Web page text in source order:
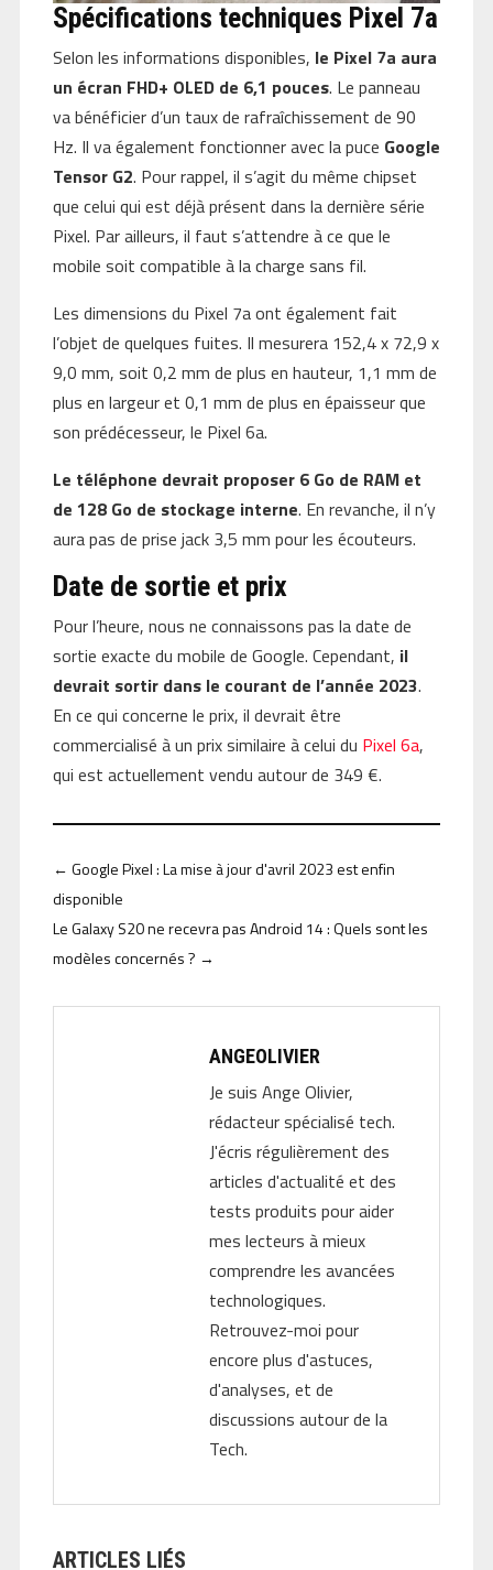
Spécifications techniques Pixel 7a
Selon les informations disponibles, le Pixel 7a aura
un écran FHD+ OLED de 6,1 pouces. Le panneau
va bénéficier d’un taux de rafraîchissement de 90
Hz. Il va également fonctionner avec la puce Google
Tensor G2. Pour rappel, il s’agit du même chipset
que celui qui est déjà présent dans la dernière série
Pixel. Par ailleurs, il faut s’attendre à ce que le
mobile soit compatible à la charge sans fil.
Les dimensions du Pixel 7a ont également fait
l’objet de quelques fuites. Il mesurera 152,4 x 72,9 x
9,0 mm, soit 0,2 mm de plus en hauteur, 1,1 mm de
plus en largeur et 0,1 mm de plus en épaisseur que
son prédécesseur, le Pixel 6a.
Le téléphone devrait proposer 6 Go de RAM et
de 128 Go de stockage interne. En revanche, il n’y
aura pas de prise jack 3,5 mm pour les écouteurs.
Date de sortie et prix
Pour l’heure, nous ne connaissons pas la date de
sortie exacte du mobile de Google. Cependant, il
devrait sortir dans le courant de l’année 2023.
En ce qui concerne le prix, il devrait être
commercialisé à un prix similaire à celui du Pixel 6a,
qui est actuellement vendu autour de 349 €.
← Google Pixel : La mise à jour d'avril 2023 est enfin
disponible
Le Galaxy S20 ne recevra pas Android 14 : Quels sont les
modèles concernés ? →
ANGEOLIVIER
Je suis Ange Olivier,
rédacteur spécialisé tech.
J'écris régulièrement des
articles d'actualité et des
tests produits pour aider
mes lecteurs à mieux
comprendre les avancées
technologiques.
Retrouvez-moi pour
encore plus d'astuces,
d'analyses, et de
discussions autour de la
Tech.
ARTICLES LIÉS